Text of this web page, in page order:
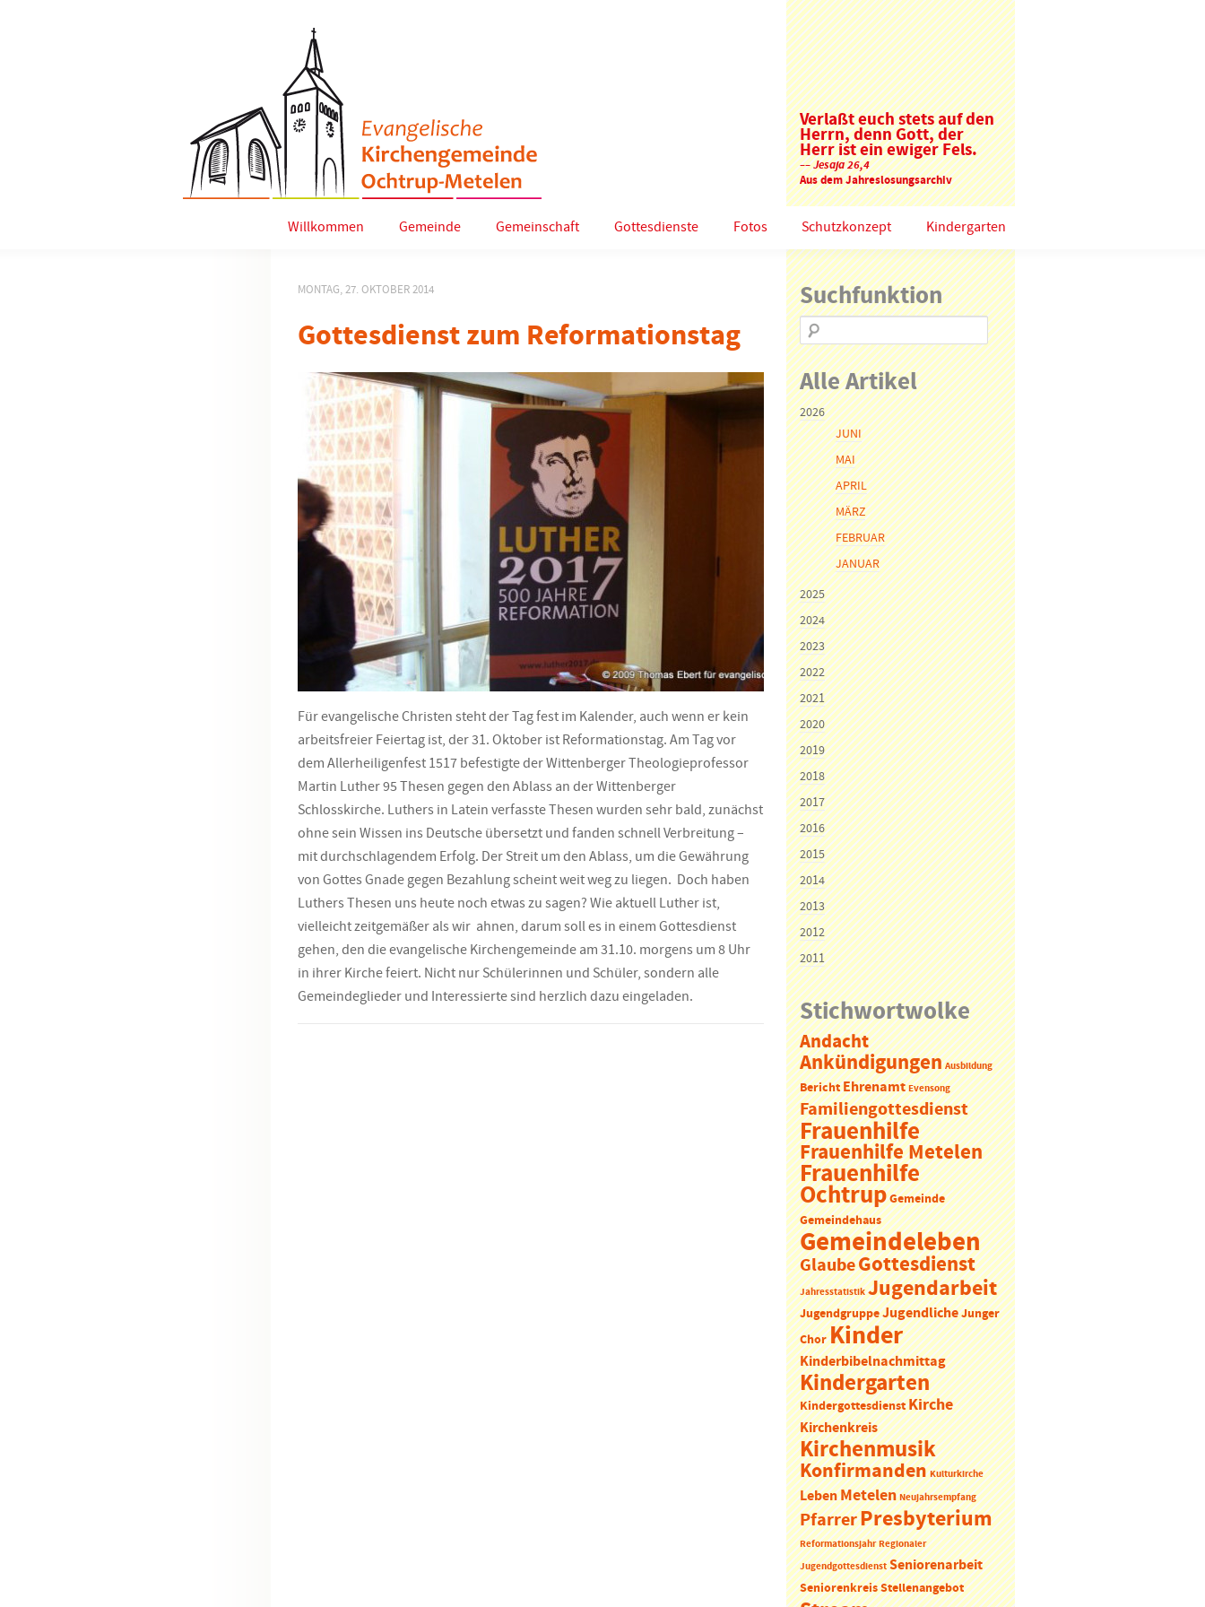
Verlaßt euch stets auf den
Herrn, denn Gott, der
Herr ist ein ewiger Fels.
–– Jesaja 26,4
Aus dem Jahreslosungsarchiv
Willkommen Gemeinde Gemeinschaft Gottesdienste Fotos Schutzkonzept Kindergarten
MONTAG, 27. OKTOBER 2014
Gottesdienst zum Reformationstag
Für evangelische Christen steht der Tag fest im Kalender, auch wenn er kein
arbeitsfreier Feiertag ist, der 31. Oktober ist Reformationstag. Am Tag vor
dem Allerheiligenfest 1517 befestigte der Wittenberger Theologieprofessor
Martin Luther 95 Thesen gegen den Ablass an der Wittenberger
Schlosskirche. Luthers in Latein verfasste Thesen wurden sehr bald, zunächst
ohne sein Wissen ins Deutsche übersetzt und fanden schnell Verbreitung –
mit durchschlagendem Erfolg. Der Streit um den Ablass, um die Gewährung
von Gottes Gnade gegen Bezahlung scheint weit weg zu liegen. Doch haben
Luthers Thesen uns heute noch etwas zu sagen? Wie aktuell Luther ist,
vielleicht zeitgemäßer als wir ahnen, darum soll es in einem Gottesdienst
gehen, den die evangelische Kirchengemeinde am 31.10. morgens um 8 Uhr
in ihrer Kirche feiert. Nicht nur Schülerinnen und Schüler, sondern alle
Gemeindeglieder und Interessierte sind herzlich dazu eingeladen.
Suchfunktion
Alle Artikel
2026
JUNI
MAI
APRIL
MÄRZ
FEBRUAR
JANUAR
2025
2024
2023
2022
2021
2020
2019
2018
2017
2016
2015
2014
2013
2012
2011
Stichwortwolke
Andacht
Ankündigungen Ausbildung
Bericht Ehrenamt Evensong
Familiengottesdienst
Frauenhilfe
Frauenhilfe Metelen
Frauenhilfe
Ochtrup Gemeinde
Gemeindehaus
Gemeindeleben
GlaubeGottesdienst
Jahresstatistik Jugendarbeit
Jugendgruppe Jugendliche Junger
Chor Kinder
Kinderbibelnachmittag
Kindergarten
Kindergottesdienst Kirche
Kirchenkreis
Kirchenmusik
Konfirmanden Kulturkirche
LebenMetelen Neujahrsempfang
PfarrerPresbyterium
Reformationsjahr Regionaler
Jugendgottesdienst Seniorenarbeit
Seniorenkreis Stellenangebot